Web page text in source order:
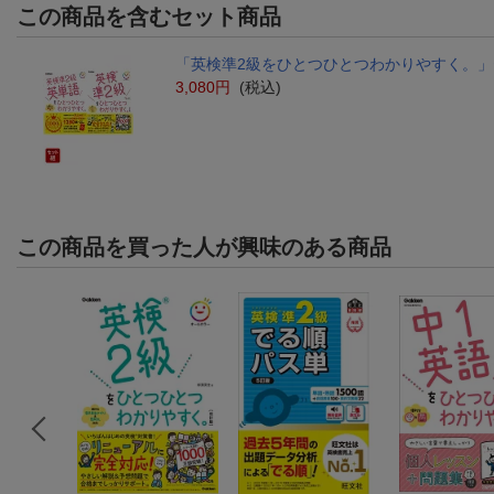
この商品を含むセット商品
「英検準2級をひとつひとつわかりやすく。
3,080円
(税込)
この商品を買った人が興味のある商品